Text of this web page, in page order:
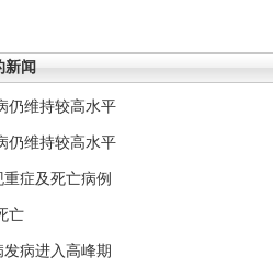
新闻
仍维持较高水平
仍维持较高水平
症及死亡病例
亡
病进入高峰期